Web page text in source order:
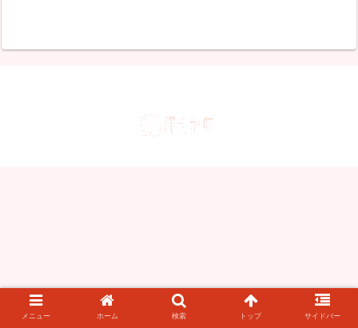
メニュー ホーム 検索 トップ サイドバー